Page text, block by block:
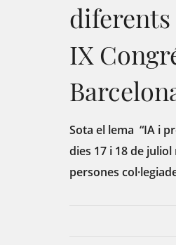
IX
Sota el lema “IA i
dies 17 i 18 de
persones